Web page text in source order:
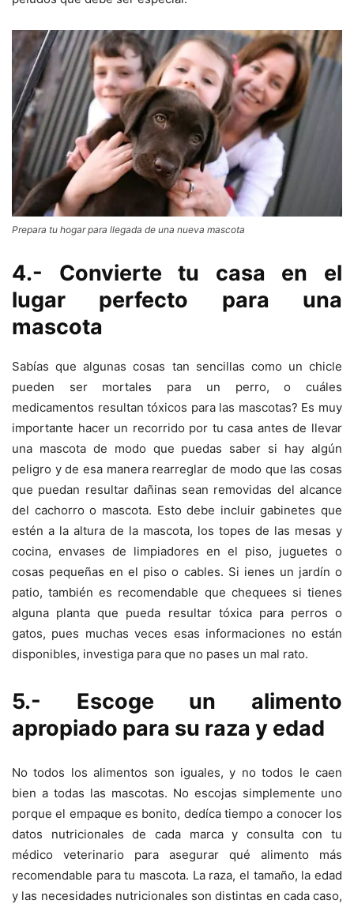
Prepara tu hogar para llegada de una nueva mascota
4.- Convierte tu casa en el
lugar perfecto para una
mascota
Sabías que algunas cosas tan sencillas como un chicle
pueden ser mortales para un perro, o cuáles
medicamentos resultan tóxicos para las mascotas? Es muy
importante hacer un recorrido por tu casa antes de llevar
una mascota de modo que puedas saber si hay algún
peligro y de esa manera rearreglar de modo que las cosas
que puedan resultar dañinas sean removidas del alcance
del cachorro o mascota. Esto debe incluir gabinetes que
estén a la altura de la mascota, los topes de las mesas y
cocina, envases de limpiadores en el piso, juguetes o
cosas pequeñas en el piso o cables. Si ienes un jardín o
patio, también es recomendable que chequees si tienes
alguna planta que pueda resultar tóxica para perros o
gatos, pues muchas veces esas informaciones no están
disponibles, investiga para que no pases un mal rato.
5.- Escoge un alimento
apropiado para su raza y edad
No todos los alimentos son iguales, y no todos le caen
bien a todas las mascotas. No escojas simplemente uno
porque el empaque es bonito, dedíca tiempo a conocer los
datos nutricionales de cada marca y consulta con tu
médico veterinario para asegurar qué alimento más
recomendable para tu mascota. La raza, el tamaño, la edad
y las necesidades nutricionales son distintas en cada caso,